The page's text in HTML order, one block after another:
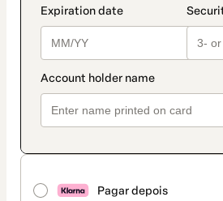
Pagar depois